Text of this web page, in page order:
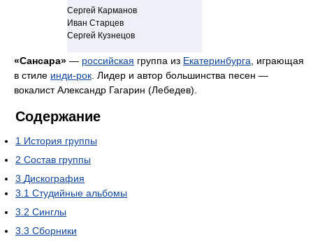
Сергей Карманов
Иван Старцев
Сергей Кузнецов
«Сансара» — российская группа из Екатеринбурга , играющая
в стиле инди-рок . Лидер и автор большинства песен —
вокалист Александр Гагарин (Лебедев).
Содержание
1 История группы
2 Состав группы
3 Дискография
3.1 Студийные альбомы
3.2 Синглы
3.3 Сборники